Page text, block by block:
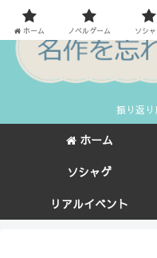
振り返
ホーム
ソシャゲ
リアルイベント
ホーム ノベルゲーム ソシ